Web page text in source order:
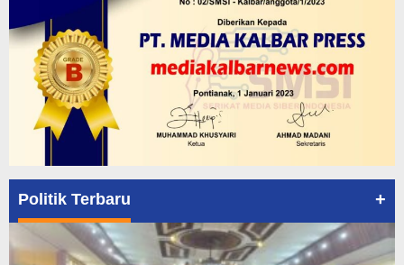
Politik Terbaru +